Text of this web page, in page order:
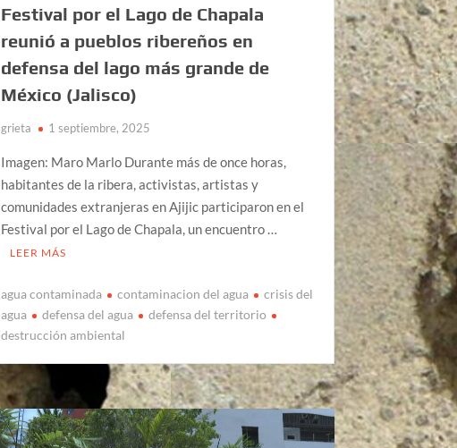
Festival por el Lago de Chapala
reunió a pueblos ribereños en
defensa del lago más grande de
México (Jalisco)
grieta 1 septiembre, 2025
Imagen: Maro Marlo Durante más de once horas,
habitantes de la ribera, activistas, artistas y
comunidades extranjeras en Ajijic participaron en el
Festival por el Lago de Chapala, un encuentro …
LEER MÁS
agua contaminada contaminacion del agua
crisis del
agua
defensa del agua
defensa del territorio
destrucción ambiental